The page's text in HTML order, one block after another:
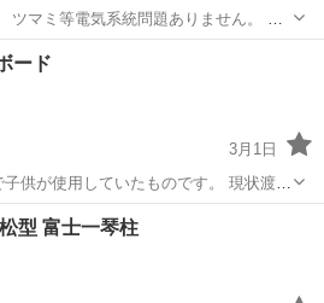
ツマミ等電気系統問題ありません。 ネ
めです。トラスロッドは自分ではいじ
てから触っていません。 倒してしまっ
弦楽器、ギター
ード
3月1日
供が使用していたものです。 現状渡し
ーリターンでお願いします。
鍵盤楽器、ピアノ
型 富士一琴柱